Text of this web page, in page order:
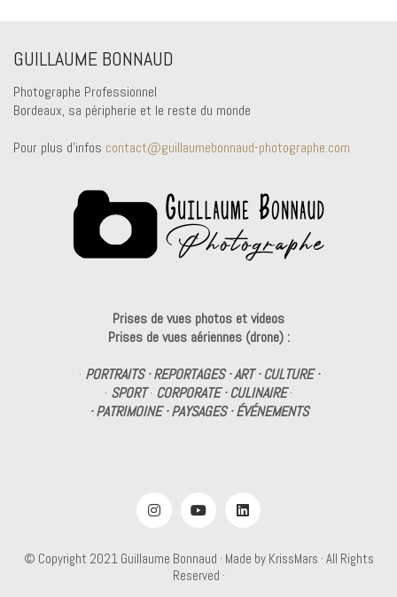
GUILLAUME BONNAUD
Photographe Professionnel
Bordeaux, sa péripherie et le reste du monde
Pour plus d'infos contact@guillaumebonnaud-photographe.com
Prises de vues photos et videos
Prises de vues aériennes (drone) :
· PORTRAITS · REPORTAGES · ART · CULTURE ·
· SPORT· CORPORATE · CULINAIRE·
· PATRIMOINE · PAYSAGES · ÉVÉNEMENTS
© Copyright 2021 Guillaume Bonnaud · Made by KrissMars · All Rights
Reserved ·